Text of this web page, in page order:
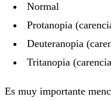
Normal
Protanopia
Deuteranopia
Tritanopia
Es muy importante